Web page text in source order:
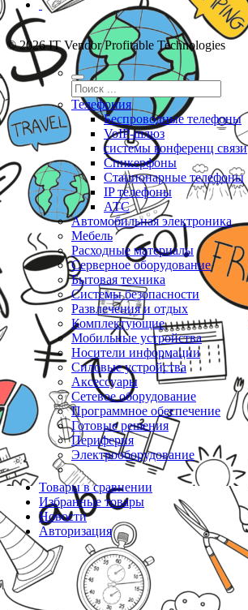
© 2026 IT Vendor Profitable Technologies
Телефония
Беспроводные телефоны
VoIP-шлюз
системы конференц связи
Спикерфоны
Стационарные телефоны
IP телефоны
АТС
Автомобильная электроника
Мебель
Расходные материалы
Серверное оборудование
Бытовая техника
Системы безопасности
Развлечения и отдых
Комплектующие
Мобильные устройства
Носители информации
Силовые устройства
Аксессуары
Сетевое оборудование
Программное обеспечение
Готовые решения
Периферия
Электрооборудование
Товары в сравнении
Избранные товары
Новости
Авторизация